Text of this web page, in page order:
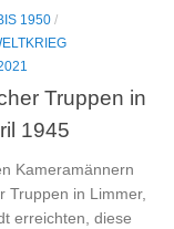
1950 /
Truppen in
1945
Kameramännern
Truppen in Limmer,
erreichten, diese